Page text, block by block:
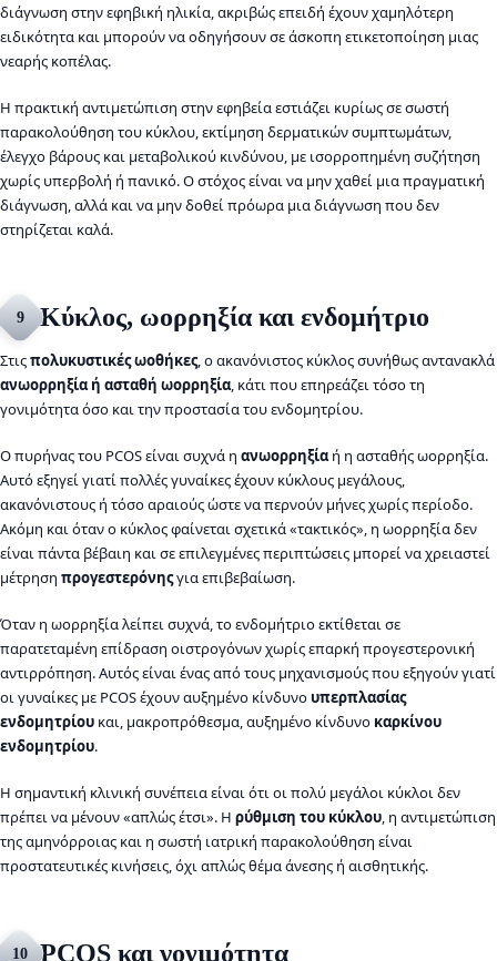
διάγνωση στην εφηβική ηλικία, ακριβώς επειδή έχουν χαμηλότερη
ειδικότητα και μπορούν να οδηγήσουν σε άσκοπη ετικετοποίηση μιας
νεαρής κοπέλας.
Η πρακτική αντιμετώπιση στην εφηβεία εστιάζει κυρίως σε σωστή
παρακολούθηση του κύκλου, εκτίμηση δερματικών συμπτωμάτων,
έλεγχο βάρους και μεταβολικού κινδύνου, με ισορροπημένη συζήτηση
χωρίς υπερβολή ή πανικό. Ο στόχος είναι να μην χαθεί μια πραγματική
διάγνωση, αλλά και να μην δοθεί πρόωρα μια διάγνωση που δεν
στηρίζεται καλά.
9 Κύκλος, ωορρηξία και ενδομήτριο
Στιςπολυκυστικές ωοθήκες, ο ακανόνιστος κύκλος συνήθως αντανακλά
ανωορρηξία ή ασταθή ωορρηξία, κάτι που επηρεάζει τόσο τη
γονιμότητα όσο και την προστασία του ενδομητρίου.
Ο πυρήνας του PCOS είναι συχνά η ανωορρηξίαή η ασταθής ωορρηξία.
Αυτό εξηγεί γιατί πολλές γυναίκες έχουν κύκλους μεγάλους,
ακανόνιστους ή τόσο αραιούς ώστε να περνούν μήνες χωρίς περίοδο.
Ακόμη και όταν ο κύκλος φαίνεται σχετικά «τακτικός», η ωορρηξία δεν
είναι πάντα βέβαιη και σε επιλεγμένες περιπτώσεις μπορεί να χρειαστεί
μέτρηση προγεστερόνηςγια επιβεβαίωση.
Όταν η ωορρηξία λείπει συχνά, το ενδομήτριο εκτίθεται σε
παρατεταμένη επίδραση οιστρογόνων χωρίς επαρκή προγεστερονική
αντιρρόπηση. Αυτός είναι ένας από τους μηχανισμούς που εξηγούν γιατί
οι γυναίκες με PCOS έχουν αυξημένο κίνδυνο υπερπλασίας
ενδομητρίου και, μακροπρόθεσμα, αυξημένο κίνδυνο καρκίνου
ενδομητρίου.
Η σημαντική κλινική συνέπεια είναι ότι οι πολύ μεγάλοι κύκλοι δεν
πρέπει να μένουν «απλώς έτσι». Η ρύθμιση του κύκλου, η αντιμετώπιση
της αμηνόρροιας και η σωστή ιατρική παρακολούθηση είναι
προστατευτικές κινήσεις, όχι απλώς θέμα άνεσης ή αισθητικής.
10 PCOS και γονιμότητα